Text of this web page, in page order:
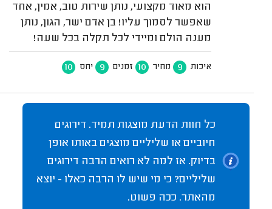
הוא מאוד מקצועי, נותן שירות טוב, אמין, אחד
שאפשר לסמוך עליו! בן אדם ישר, הגון, נותן
מענה הולם ומיידי לכל תקלה בכל שעה!
איכות 9 מחיר 10 זמנים 9 יחס 10
כל חוות הדעת מוצגות תמיד. דירוגים
חיוביים או שליליים מוצגים באותו אופן
בדיוק. אז למה לא רואים הרבה דירוגים
שליליים? כי מי שיש לו הרבה כאלו - יוצא
מהאתר. ככה פשוט.